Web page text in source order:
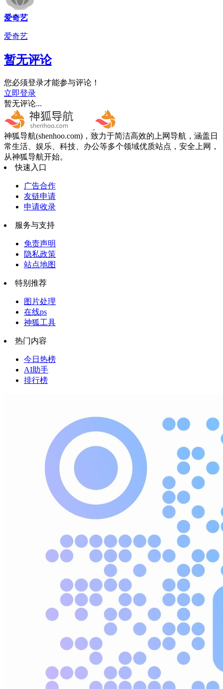
爱奇艺
爱奇艺
暂无评论
您必须登录才能参与评论！
立即登录
暂无评论...
神狐导航(shenhoo.com)，致力于简洁高效的上网导航，涵盖日
常生活、娱乐、科技、办公等多个领域优质站点，安全上网，
从神狐导航开始。
快速入口
广告合作
友链申请
申请收录
服务与支持
免责声明
隐私政策
站点地图
特别推荐
图片处理
在线ps
神狐工具
热门内容
今日热榜
AI助手
排行榜